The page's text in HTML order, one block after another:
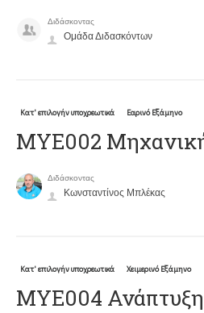
Διδάσκοντας
Ομάδα Διδασκόντων
Κατ' επιλογήν υποχρεωτικά Εαρινό Εξάμηνο
ΜΥΕ002
Διδάσκοντας
Κωνσταντίνος Μπλέκας
Κατ' επιλογήν υποχρεωτικά Χειμερινό Εξάμηνο
ΜΥΕ004 Ανάπτυξη